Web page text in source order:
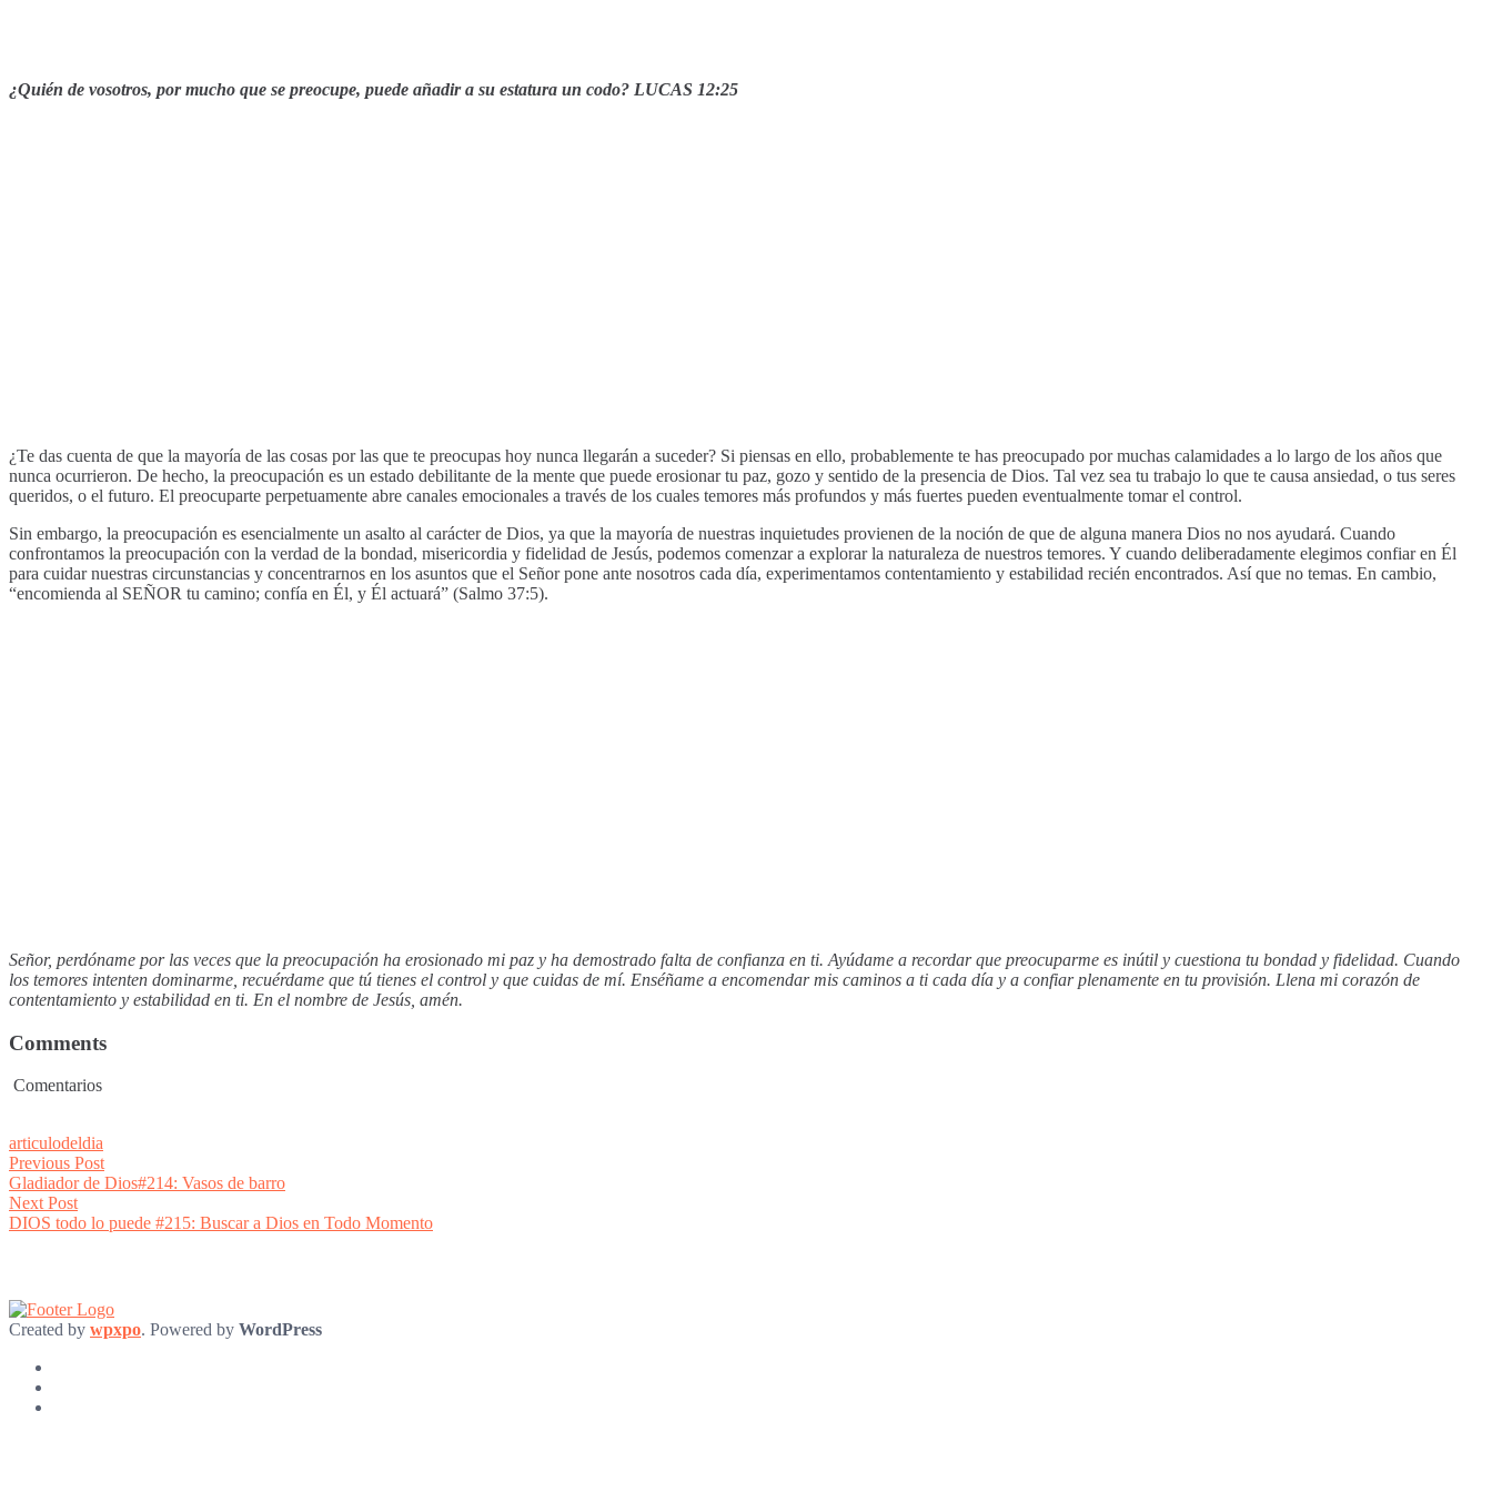
¿Quién de vosotros, por mucho que se preocupe, puede añadir a su estatura un codo? LUCAS 12:25
¿Te das cuenta de que la mayoría de las cosas por las que te preocupas hoy nunca llegarán a suceder? Si piensas en ello, probablemente te has preocupado por muchas calamidades a lo largo de los años que
nunca ocurrieron. De hecho, la preocupación es un estado debilitante de la mente que puede erosionar tu paz, gozo y sentido de la presencia de Dios. Tal vez sea tu trabajo lo que te causa ansiedad, o tus seres
queridos, o el futuro. El preocuparte perpetuamente abre canales emocionales a través de los cuales temores más profundos y más fuertes pueden eventualmente tomar el control.
Sin embargo, la preocupación es esencialmente un asalto al carácter de Dios, ya que la mayoría de nuestras inquietudes provienen de la noción de que de alguna manera Dios no nos ayudará. Cuando
confrontamos la preocupación con la verdad de la bondad, misericordia y fidelidad de Jesús, podemos comenzar a explorar la naturaleza de nuestros temores. Y cuando deliberadamente elegimos confiar en Él
para cuidar nuestras circunstancias y concentrarnos en los asuntos que el Señor pone ante nosotros cada día, experimentamos contentamiento y estabilidad recién encontrados. Así que no temas. En cambio,
“encomienda al SEÑOR tu camino; confía en Él, y Él actuará” (Salmo 37:5).
Señor, perdóname por las veces que la preocupación ha erosionado mi paz y ha demostrado falta de confianza en ti. Ayúdame a recordar que preocuparme es inútil y cuestiona tu bondad y fidelidad. Cuando
los temores intenten dominarme, recuérdame que tú tienes el control y que cuidas de mí. Enséñame a encomendar mis caminos a ti cada día y a confiar plenamente en tu provisión. Llena mi corazón de
contentamiento y estabilidad en ti. En el nombre de Jesús, amén.
Comments
Comentarios
articulodeldia
Post
navigation
Previous PostPrevious
post:
Gladiador de Dios#214: Vasos de barro
Next PostNext
post:
DIOS todo lo puede #215: Buscar a Dios en Todo Momento
Created by wpxpo. Powered by WordPress